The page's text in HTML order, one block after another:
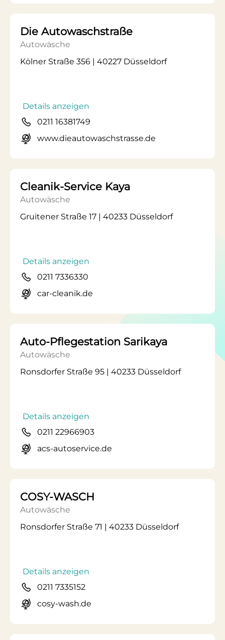
Die Autowaschstraße
Autowäsche
Kölner Straße 356 | 40227 Düsseldorf
Details anzeigen
0211 16381749
www.dieautowaschstrasse.de
Cleanik-Service Kaya
Autowäsche
Gruitener Straße 17 | 40233 Düsseldorf
Details anzeigen
0211 7336330
car-cleanik.de
Auto-Pflegestation Sarikaya
Autowäsche
Ronsdorfer Straße 95 | 40233 Düsseldorf
Details anzeigen
0211 22966903
acs-autoservice.de
COSY-WASCH
Autowäsche
Ronsdorfer Straße 71 | 40233 Düsseldorf
Details anzeigen
0211 7335152
cosy-wash.de